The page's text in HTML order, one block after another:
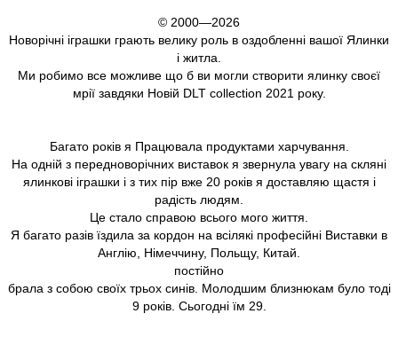
© 2000—2026
Новорічні іграшки грають велику роль в оздобленні вашої Ялинки
і житла.
Ми робимо все можливе що б ви могли створити ялинку своєї
мрії завдяки Новій DLT collection 2021 року.
Багато років я Працювала продуктами харчування.
На одній з передноворічних виставок я звернула увагу на скляні
ялинкові іграшки і з тих пір вже 20 років я доставляю щастя і
радість людям.
Це стало справою всього мого життя.
Я багато разів їздила за кордон на всілякі професійні Виставки в
Англію, Німеччину, Польщу, Китай.
постійно
брала з собою своїх трьох синів. Молодшим близнюкам було тоді
9 років. Сьогодні їм 29.